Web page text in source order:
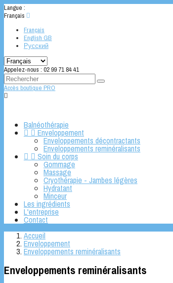
Langue :
Français 
Français
English GB
Русский
Appelez-nous : 02 99 71 84 41
Accès boutique PRO

Balnéothérapie
  Enveloppement
Enveloppements décontractants
Enveloppements reminéralisants
  Soin du corps
Gommage
Massage
Cryothérapie - Jambes légères
Hydratant
Minceur
Les ingrédients
L'entreprise
Contact
Accueil
Enveloppement
Enveloppements reminéralisants
Enveloppements reminéralisants